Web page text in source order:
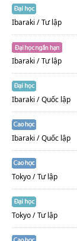
Ibaraki / Tư lập
Ibaraki / Tư lập
Ibaraki / Quốc lập
Ibaraki / Quốc lập
Tokyo / Tư lập
Tokyo / Tư lập